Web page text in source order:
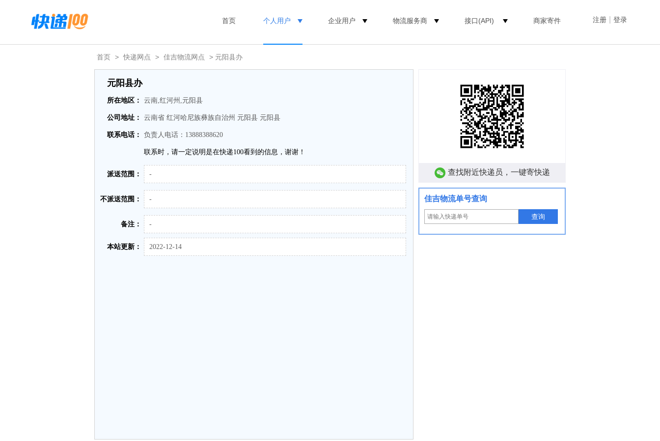
注册 登录
首页 个人用户 企业用户 物流服务商 接口(API) 商家寄件
首页 > 快递网点 > 佳吉物流网点 > 元阳县办
元阳县办
所在地区： 云南,红河州,元阳县
公司地址： 云南省 红河哈尼族彝族自治州 元阳县 元阳县
联系电话： 负责人电话：13888388620
联系时，请一定说明是在快递100看到的信息，谢谢！
派送范围： -
不派送范围： -
备注： -
本站更新： 2022-12-14
查找附近快递员，一键寄快递
佳吉物流单号查询
查询